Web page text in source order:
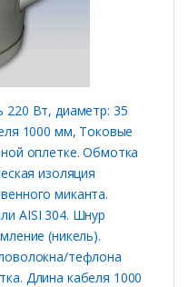
Вт, диаметр: 35
1000 мм, Токовые
оплетке. Обмотка
изоляция
миканта.
AISI 304. Шнур
(никель).
тефлона
Длина кабеля 1000